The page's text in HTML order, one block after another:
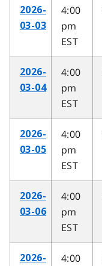
2026-
03-03
4:00
pm
EST
2026-
03-04
4:00
pm
EST
2026-
03-05
4:00
pm
EST
2026-
03-06
4:00
pm
EST
2026-
4:00